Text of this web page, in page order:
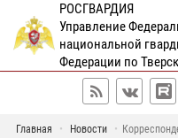
РОСГВАРДИЯ
Управление
национальной
Федерации по
Главная Новости